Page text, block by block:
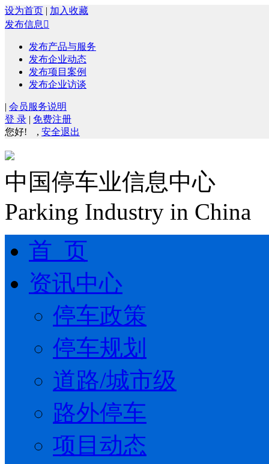
设为首页 | 加入收藏
发布信息 
发布产品与服务
发布企业动态
发布项目案例
发布企业访谈
| 会员服务说明
登 录 | 免费注册
您好!
, 安全退出
中国停车业信息中心
Parking Industry in China
首 页
资讯中心
停车政策
停车规划
道路/城市级
路外停车
项目动态